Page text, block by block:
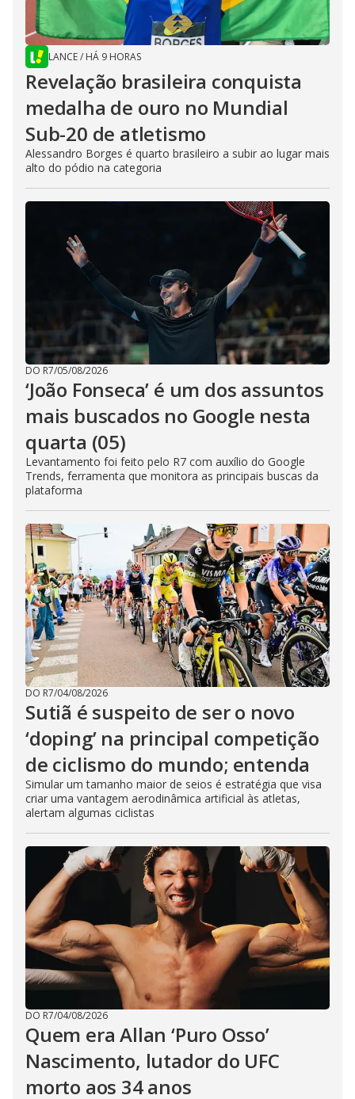
LANCE/ HÁ 9 HORAS
Revelação brasileira conquista
medalha de ouro no Mundial
Sub-20 de atletismo
Alessandro Borges é quarto brasileiro a subir ao lugar mais
alto do pódio na categoria
DO R7/05/08/2026
‘João Fonseca’ é um dos assuntos
mais buscados no Google nesta
quarta (05)
Levantamento foi feito pelo R7 com auxílio do Google
Trends, ferramenta que monitora as principais buscas da
plataforma
DO R7/04/08/2026
Sutiã é suspeito de ser o novo
‘doping’ na principal competição
de ciclismo do mundo; entenda
Simular um tamanho maior de seios é estratégia que visa
criar uma vantagem aerodinâmica artificial às atletas,
alertam algumas ciclistas
DO R7/04/08/2026
Quem era Allan ‘Puro Osso’
Nascimento, lutador do UFC
morto aos 34 anos